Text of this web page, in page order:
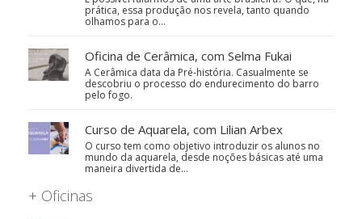
prática, essa produção nos revela, tanto quando
olhamos para o…
Oficina de Cerâmica, com Selma Fukai
A Cerâmica data da Pré-história. Casualmente se
descobriu o processo do endurecimento do barro
pelo fogo.
Curso de Aquarela, com Lilian Arbex
O curso tem como objetivo introduzir os alunos no
mundo da aquarela, desde noções básicas até uma
maneira divertida de…
+ Oficinas